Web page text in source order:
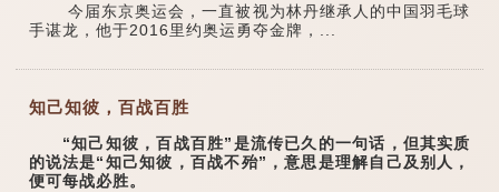
今届东京奥运会，一直被视为林丹继承人的中国羽毛球
手谌龙，他于2016里约奥运勇夺金牌，...
知己知彼，百战百胜
“知己知彼，百战百胜”是流传已久的一句话，但其实质
的说法是“知己知彼，百战不殆”，意思是理解自己及别人，
便可每战必胜。